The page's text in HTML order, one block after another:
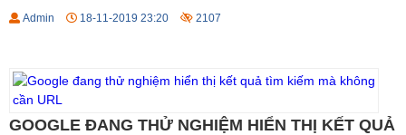
Admin 18-11-2019 23:20 2107
GOOGLE ĐANG THỬ NGHIỆM HIỂN THỊ KẾT QUẢ